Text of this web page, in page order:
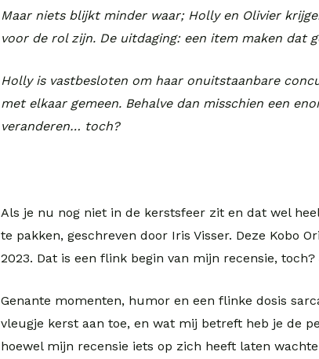
Maar niets blijkt minder waar; Holly en Olivier
voor de rol zijn. De uitdaging: een item maken dat
Holly is vastbesloten om haar onuitstaanbare
met elkaar gemeen. Behalve dan misschien een
veranderen… toch?
Als je nu nog niet in de kerstsfeer zit en dat wel
te pakken, geschreven door Iris Visser. Deze Kobo
2023. Dat is een flink begin van mijn recensie,
Genante momenten, humor en een flinke dosis
vleugje kerst aan toe, en wat mij betreft heb je de
hoewel mijn recensie iets op zich heeft laten